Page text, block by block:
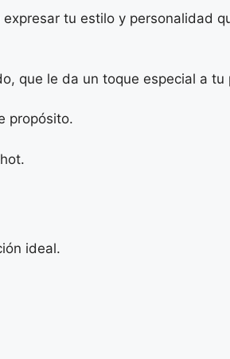
tu estilo y personalidad
que le da un toque especial a tu
propósito.
ideal.